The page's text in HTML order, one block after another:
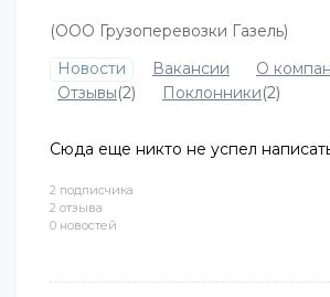
2 подписчика
2 отзыва
0 новостей
(ООО Грузоперевозки Газель)
Новости
Вакансии
О
Отзывы(2) Поклонники(2)
Сюда еще никто не успел